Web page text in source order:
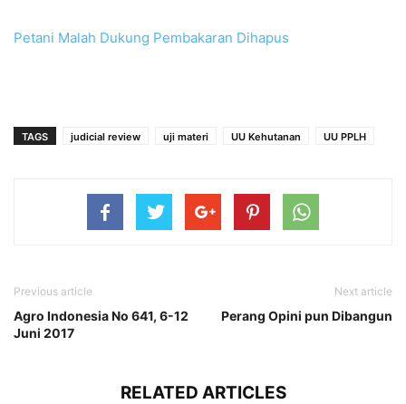
Petani Malah Dukung Pembakaran Dihapus
TAGS judicial review uji materi UU Kehutanan UU PPLH
Previous article
Agro Indonesia No 641, 6-12
Juni 2017
Next article
Perang Opini pun Dibangun
RELATED ARTICLES